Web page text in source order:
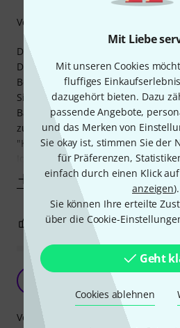
Mit Liebe
Mit unseren Cookies
fluffiges
dazugehört bieten. Dazu
passende Angebote,
und das Merken von
Sie okay ist, stimmen Sie der
für Präferenzen,
einfach durch einen Klick auf
anzeigen).
Sie können Ihre erteilte
über die Cookie-
Geht
Cookies ablehnen
Das gibt es nicht viel zu sagen...
Die Spannfix sind neben Gaffa die
Betrieb.... Als öhologischer Ersatz
Sie für eine Vielzahl von
Banner aufhängen will, den Molton
zusammenbinden oder auch
"Kleiderhaken" benötigt...
Ideal in Kombination mit den
Mehr anzeigen
Verarbeitung
0 BEWERTUNG
Don't leave home
Stephan2356
Verarbeitung